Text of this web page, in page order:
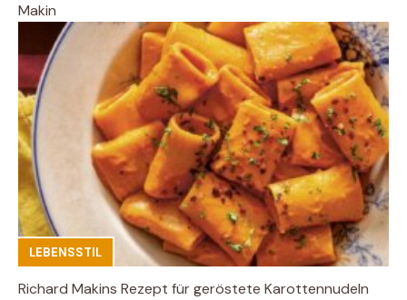
Makin
LEBENSSTIL
Richard Makins Rezept für geröstete Karottennudeln